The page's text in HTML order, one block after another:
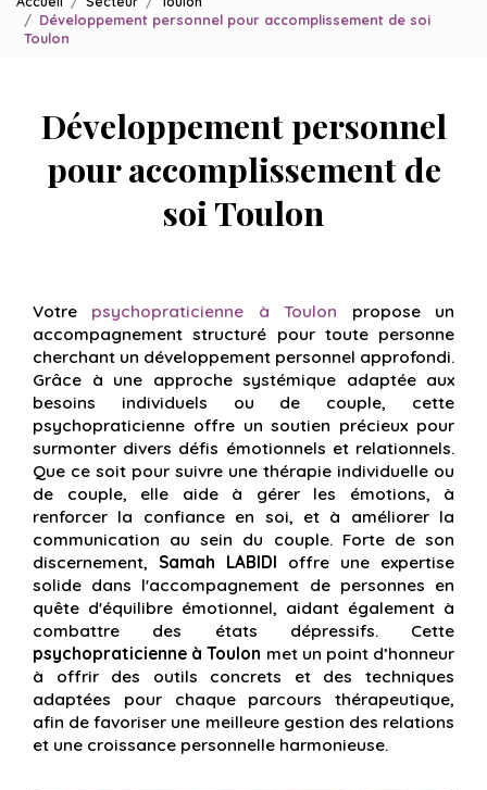
Développement personnel pour accomplissement de soi
Toulon
Développement personnel
pour accomplissement de
soi Toulon
Votre psychopraticienne à Toulon propose un
accompagnement structuré pour toute personne
cherchant un développement personnel approfondi.
Grâce à une approche systémique adaptée aux
besoins individuels ou de couple, cette
psychopraticienne offre un soutien précieux pour
surmonter divers défis émotionnels et relationnels.
Que ce soit pour suivre une thérapie individuelle ou
de couple, elle aide à gérer les émotions, à
renforcer la confiance en soi, et à améliorer la
communication au sein du couple. Forte de son
discernement, Samah LABIDI offre une expertise
solide dans l'accompagnement de personnes en
quête d'équilibre émotionnel, aidant également à
combattre des états dépressifs. Cette
psychopraticienne à Toulon met un point d’honneur
à offrir des outils concrets et des techniques
adaptées pour chaque parcours thérapeutique,
afin de favoriser une meilleure gestion des relations
et une croissance personnelle harmonieuse.